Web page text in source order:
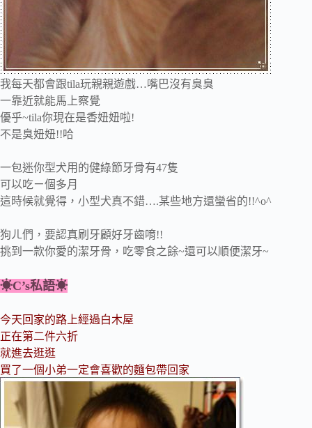
我每天都會跟tila玩親親遊戲…嘴巴沒有臭臭
一靠近就能馬上察覺
優乎~tila你現在是香妞妞啦!
不是臭妞妞!!哈
一包迷你型犬用的健綠節牙骨有47隻
可以吃ㄧ個多月
這時候就覺得，小型犬真不錯….某些地方還蠻省的!!^o^
狗ㄦ們，要認真刷牙顧好牙齒唷!!
挑到一款你愛的潔牙骨，吃零食之餘~還可以順便潔牙~
☀C’s私語☀
今天回家的路上經過白木屋
正在第二件六折
就進去逛逛
買了一個小弟一定會喜歡的麵包帶回家